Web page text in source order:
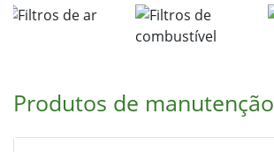
Produtos de manutenção